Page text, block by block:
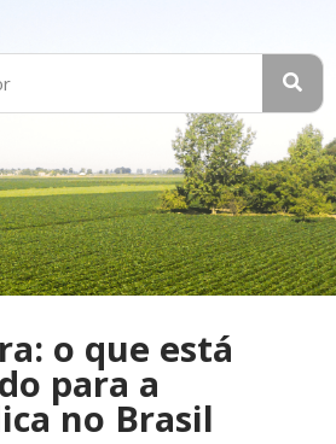
o que está
para a
no Brasil